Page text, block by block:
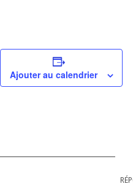
Ajouter au calendrier